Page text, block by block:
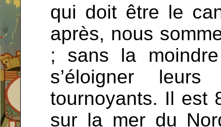
qui doit être le
après, nous
; sans la
s’éloigner
tournoyants. Il est
sur la mer du